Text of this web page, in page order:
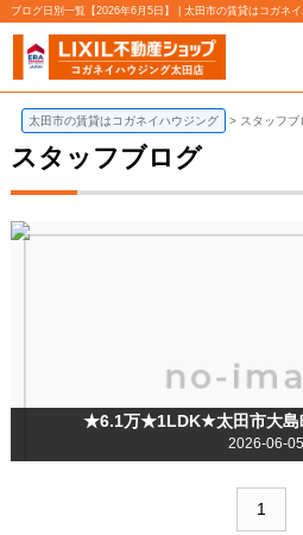
ブログ日別一覧【2026年6月5日】 | 太田市の賃貸はコガネ
太田市の賃貸はコガネイハウジング スタッフブ
スタッフブログ
★6.1万★1LDK★太田市大
2026-06-05
1